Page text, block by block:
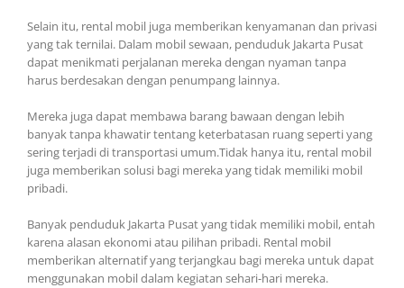
Selain itu, rental mobil juga memberikan kenyamanan dan privasi
yang tak ternilai. Dalam mobil sewaan, penduduk Jakarta Pusat
dapat menikmati perjalanan mereka dengan nyaman tanpa
harus berdesakan dengan penumpang lainnya.
Mereka juga dapat membawa barang bawaan dengan lebih
banyak tanpa khawatir tentang keterbatasan ruang seperti yang
sering terjadi di transportasi umum.Tidak hanya itu, rental mobil
juga memberikan solusi bagi mereka yang tidak memiliki mobil
pribadi.
Banyak penduduk Jakarta Pusat yang tidak memiliki mobil, entah
karena alasan ekonomi atau pilihan pribadi. Rental mobil
memberikan alternatif yang terjangkau bagi mereka untuk dapat
menggunakan mobil dalam kegiatan sehari-hari mereka.